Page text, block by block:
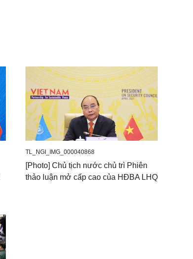
TL_NGI_IMG_000040868
[Photo] Chủ tịch nước chủ trì Phiên
thảo luận mở cấp cao của HĐBA LHQ